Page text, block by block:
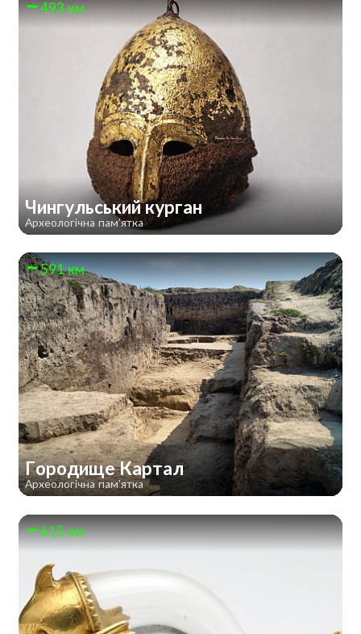
493 км
Чингульський курган
Археологічна пам'ятка
591 км
Городище Картал
Археологічна пам'ятка
615 км